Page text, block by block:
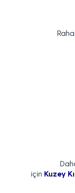
için Kuzey